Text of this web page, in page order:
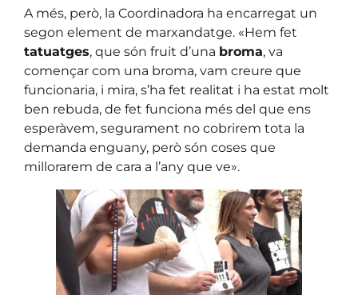
A més, però, la Coordinadora ha encarregat un
segon element de marxandatge. «Hem fet
tatuatges, que són fruit d’una broma, va
començar com una broma, vam creure que
funcionaria, i mira, s’ha fet realitat i ha estat molt
ben rebuda, de fet funciona més del que ens
esperàvem, segurament no cobrirem tota la
demanda enguany, però són coses que
millorarem de cara a l’any que ve».